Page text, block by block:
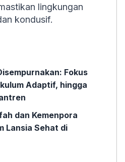
lingkungan
kondusif.
Fokus
Adaptif, hingga
dan Kemenpora
Lansia Sehat di